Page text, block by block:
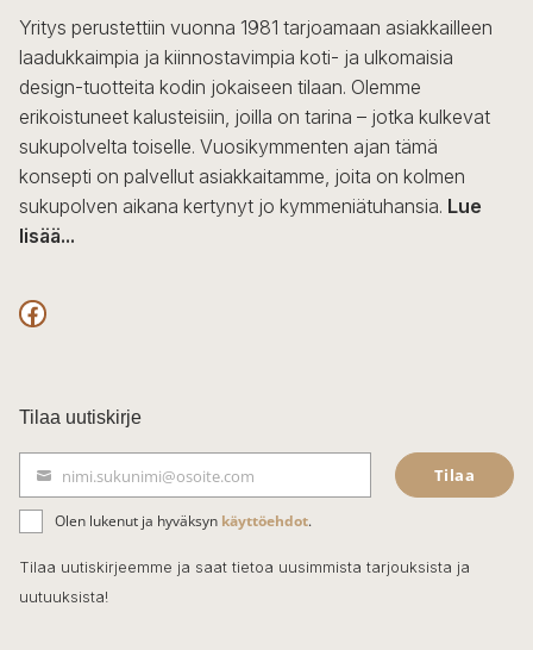
sivulla.
Yritys perustettiin vuonna 1981 tarjoamaan asiakkailleen
laadukkaimpia ja kiinnostavimpia koti- ja ulkomaisia
design-tuotteita kodin jokaiseen tilaan. Olemme
erikoistuneet kalusteisiin, joilla on tarina – jotka kulkevat
sukupolvelta toiselle. Vuosikymmenten ajan tämä
konsepti on palvellut asiakkaitamme, joita on kolmen
sukupolven aikana kertynyt jo kymmeniätuhansia. Lue
lisää...
F
c
e
b
o
o
k
Tilaa uutiskirje
ä
h
k
nimi.sukunimi@osoite.com Tilaa
Olen lukenut ja hyväksyn käyttöehdot.
Tilaa uutiskirjeemme ja saat tietoa uusimmista tarjouksista ja
uutuuksista!